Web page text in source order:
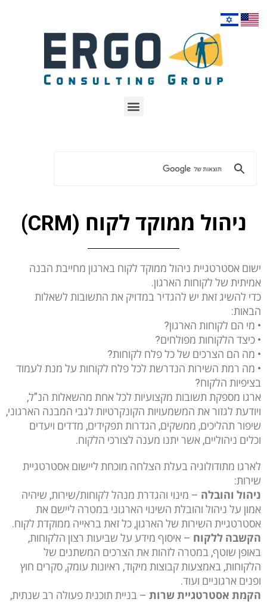
ניהול ממוקד לקוח (CRM)
ישום אסטרטגיית ניהול ממוקד לקוח בארגון מחייבת הבנה
אמיתית של לקוחות הארגון.
כדי להשיג זאת יש להגדיר במדויק את התשובות לשאלות
הבאות:
• מי הם לקוחות הארגון?
• כיצד הלקוחות מפולחים?
• מה הם הצרכים של כל פלח לקוחות?
• מה רמת השירות הנדרשת לכל פלח לקוחות על מנת לעמוד
בציפיות הלקוח?
ארגו מספקת תשובות מקצועיות לכל אחת מהשאלות הנ”ל,
ויודעת לגזור את המשמעויות הקונקרטיות לגבי המבנה הארגוני,
שיפור תהליכים, ממשקים, הגדרות תפקידים, מדדים ויעדים
וכלים ניהוליים, אשר יתנו מענה לצורכי הלקוח.
לארגו מתודולוגיה בעלת הצלחה מוכחת ליישום אסטרטגיית
שירות:
ניהול והובלה – מינוי והגדרת מנהל לקוחות/שירות, שיהיה
אמון על ניהול והובלת השינוי הארגוני במטרה ליישם את
אסטרטגיית השירות של הארגון, כל זאת בראייה ממוקדת לקוח.
הקשבה ללקוח – איסוף מידע על שביעות רצון הלקוחות,
באופן שוטף, במטרה לזהות את הצרכים המשתנים של
הלקוחות, באמצעות קבוצות מיקוד, ראיונות עומק, סקרים חוץ
ופנים ארגוניים ועוד.
הקמת אסטרטגיית שרות – בניית תוכנית פעולה רב שנתית,